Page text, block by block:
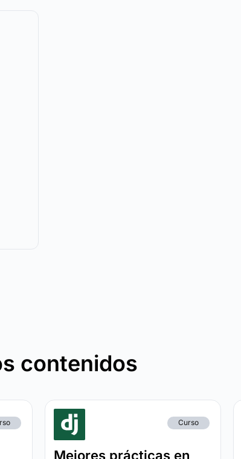
contenidos
Curso
Mejores prácticas en